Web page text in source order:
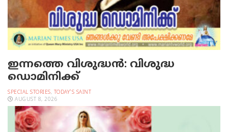
ഇന്നത്തെ വിശുദ്ധന്‍: വിശുദ്ധ
ഡൊമിനിക്ക്
SPECIAL STORIES, TODAY'S SAINT
AUGUST 8, 2026